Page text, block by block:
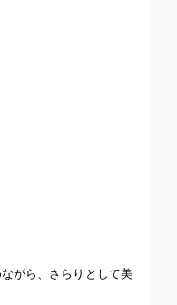
がら、さらりとして美